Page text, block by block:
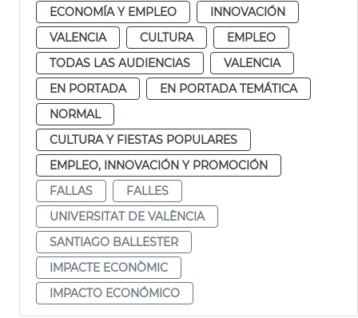
ECONOMÍA Y EMPLEO
INNOVACIÓN
VALENCIA
CULTURA
EMPLEO
TODAS LAS AUDIENCIAS
VALENCIA
EN PORTADA
EN PORTADA TEMÁTICA
NORMAL
CULTURA Y FIESTAS POPULARES
EMPLEO, INNOVACIÓN Y PROMOCIÓN
FALLAS
FALLES
UNIVERSITAT DE VALÈNCIA
SANTIAGO BALLESTER
IMPACTE ECONÒMIC
IMPACTO ECONÓMICO